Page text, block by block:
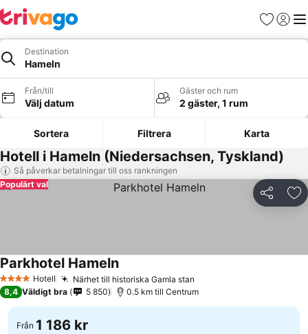
Favoriter
Logga
Destination
Hameln
Från/till
Välj datum
Gäster och rum
2 gäster, 1 rum
Sortera Filtrera Karta
Hotell i Hameln (Niedersachsen, Tyskland)
Så påverkar betalningar till oss rankningen
Dela
Populärt val
4 StjärnorHotell Närhet till historiska Gamla stan
Parkhotel HamelnSe priser
8,4 Väldigt bra 5 850 0.5 km till Centrum
Från 1 186 kr